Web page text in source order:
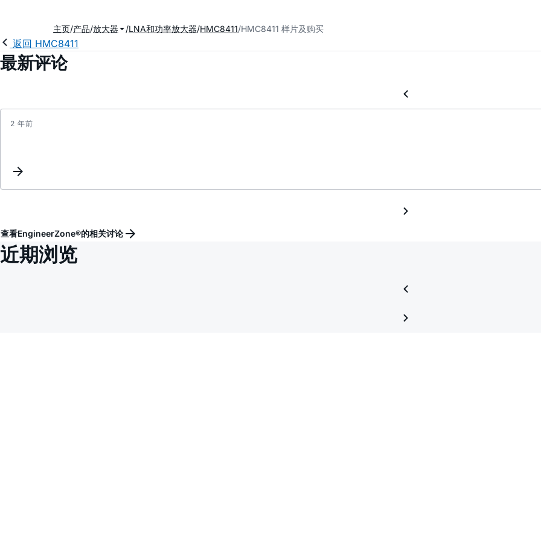
主页 产品 放大器 LNA和功率放大器 HMC8411 HMC8411 样片及购买
返回 HMC8411
最新评论
2 年前
查看EngineerZone®的相关讨论
近期浏览